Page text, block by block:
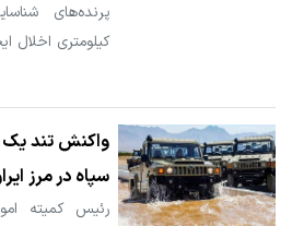
کیلومتری اخلال
واکنش تند یک
سپاه در مرز
رئیس کمیته